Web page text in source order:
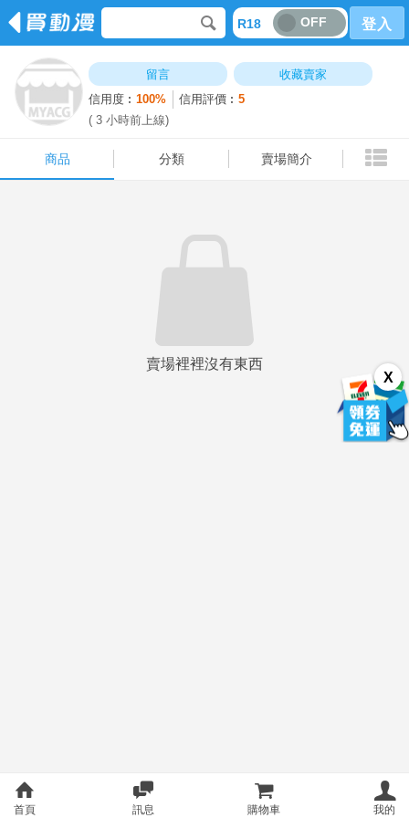
R18 OFF 登入
留言
收藏賣家
信用度︰100% 信用評價︰5
( 3 小時前上線)
商品 分類 賣場簡介
X
賣場裡裡沒有東西
商品 分類 賣場簡介
首頁 訊息 購物車 我的